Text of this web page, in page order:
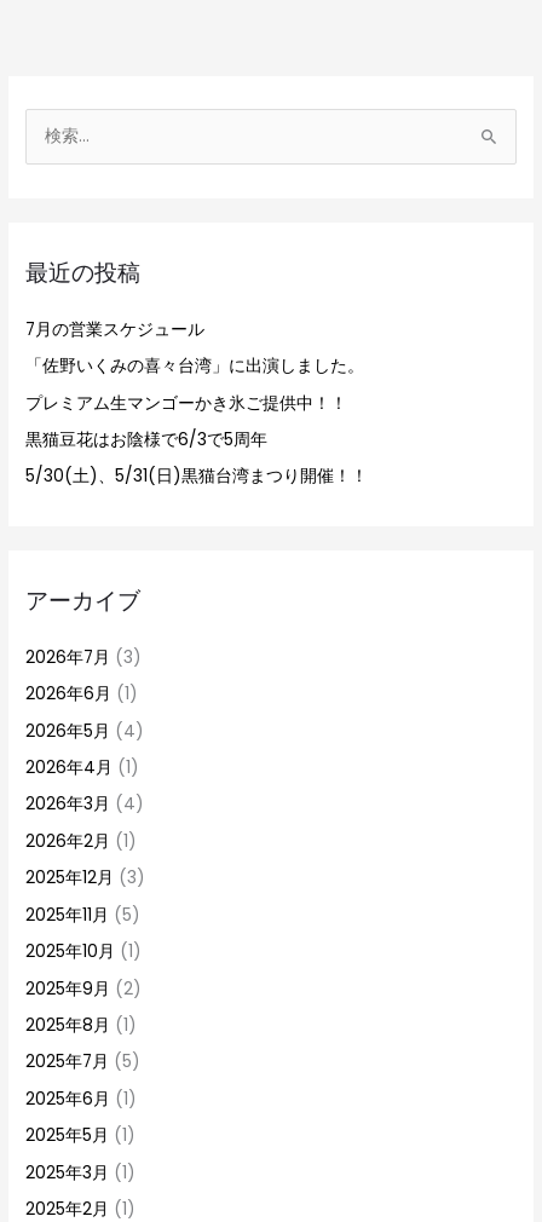
:最近の投稿
7月の営業スケジュール
「佐野いくみの喜々台湾」に出演しました。
プレミアム生マンゴーかき氷ご提供中！！
黒猫豆花はお陰様で6/3で5周年
5/30(土)、5/31(日)黒猫台湾まつり開催！！
アーカイブ
2026年7月 (3)
2026年6月 (1)
2026年5月 (4)
2026年4月 (1)
2026年3月 (4)
2026年2月 (1)
2025年12月 (3)
2025年11月 (5)
2025年10月 (1)
2025年9月 (2)
2025年8月 (1)
2025年7月 (5)
2025年6月 (1)
2025年5月 (1)
2025年3月 (1)
2025年2月 (1)